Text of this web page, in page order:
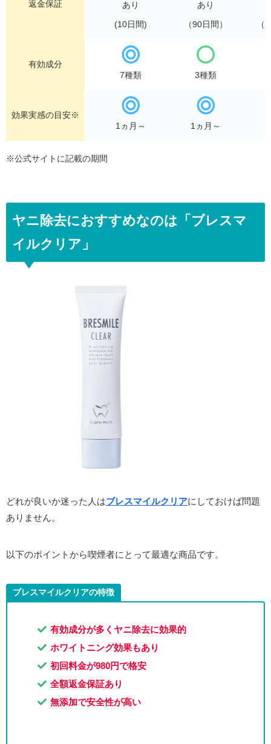
返金保証
あり
(10日間)
あり
（90日間）
（
有効成分
7種類
3種類
効果実感の目安※
1ヵ月～
1ヵ月～
※公式サイトに記載の期間
ヤニ除去におすすめなのは「ブレスマ
イルクリア」
どれが良いか迷った人はブレスマイルクリアにしておけば問題
ありません。
以下のポイントから喫煙者にとって最適な商品です。
ブレスマイルクリアの特徴
有効成分が多くヤニ除去に効果的
ホワイトニング効果もあり
初回料金が980円で格安
全額返金保証あり
無添加で安全性が高い